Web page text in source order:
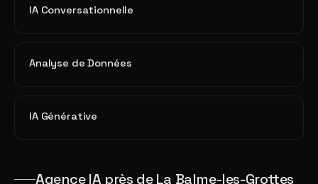
IA Conversationnelle
Analyse de Données
IA Générative
Agence IA près de La Balme-les-Grottes